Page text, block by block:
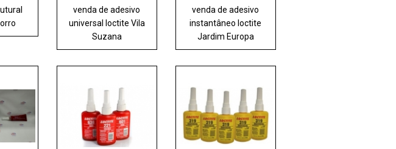
venda de adesivo
universal loctite Vila
Suzana
venda de adesivo
instantâneo loctite
Jardim Europa